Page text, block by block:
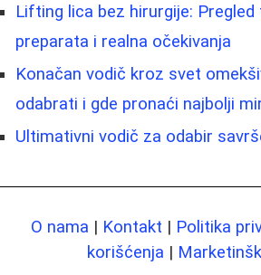
Lifting lica bez hirurgije: Pregled
preparata i realna očekivanja
Konačan vodič kroz svet
odabrati i gde pronaći najbolji
Ultimativni vodič za odabir
O nama | Kontakt | Politika
korišćenja |